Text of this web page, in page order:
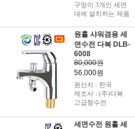
구멍이 3개인 세면
대에 설치하는 제품
원홀 샤워겸용 세
면수전 다복 DLB-
6008
80,000원
56,000원
원산지 : 한국
제조사 : (주)다복
고급형수전
세면수전 원홀 세